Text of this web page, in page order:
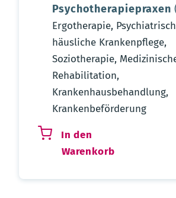
Psychotherapiepraxen
Ergotherapie,
häusliche Krankenpflege,
Soziotherapie,
Rehabilitation,
Krankenhausbehandlung,
Krankenbeförderung
In den
Warenkorb